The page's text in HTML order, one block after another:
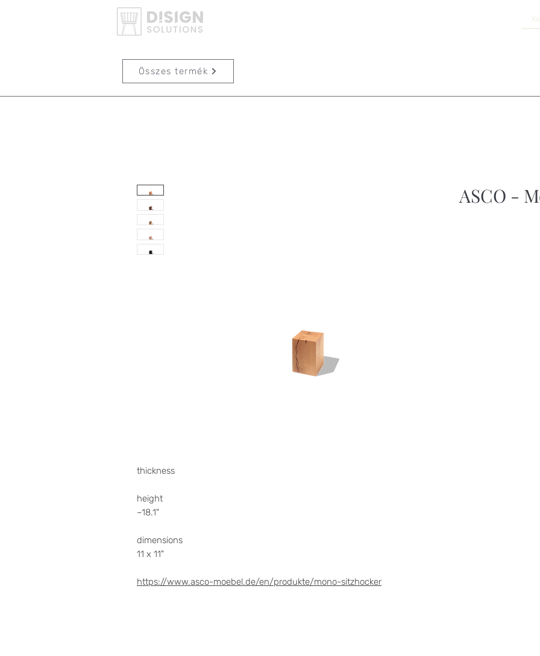
thickness
height
~18.1"
dimensions
11 x 11"
https://www.asco-moebel.de/en/produkte/mono-sitzhocker
ASCO -
Összes termék